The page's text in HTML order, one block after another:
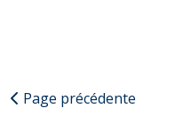
Page précédente